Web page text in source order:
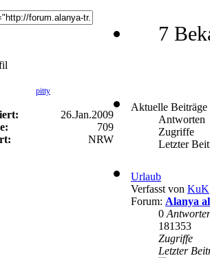
pitty
26.Jan.2009
709
NRW
7
Aktuelle Beiträge
Antworten
Zugriffe
Letzter
Urlaub
Verfasst von KuK
Forum: Alanya
0
181353
Zugriffe
Letzter